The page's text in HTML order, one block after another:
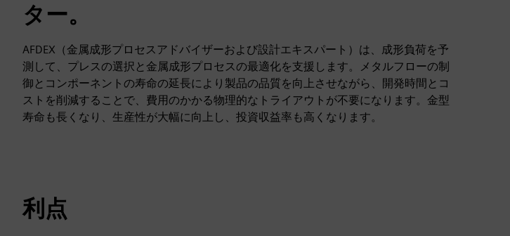
ター。
AFDEX（金属成形プロセスアドバイザーおよび設計エキスパート）は、成形負荷を予
測して、プレスの選択と金属成形プロセスの最適化を支援します。メタルフローの制
御とコンポーネントの寿命の延長により製品の品質を向上させながら、開発時間とコ
ストを削減することで、費用のかかる物理的なトライアウトが不要になります。金型
寿命も長くなり、生産性が大幅に向上し、投資収益率も高くなります。
利点